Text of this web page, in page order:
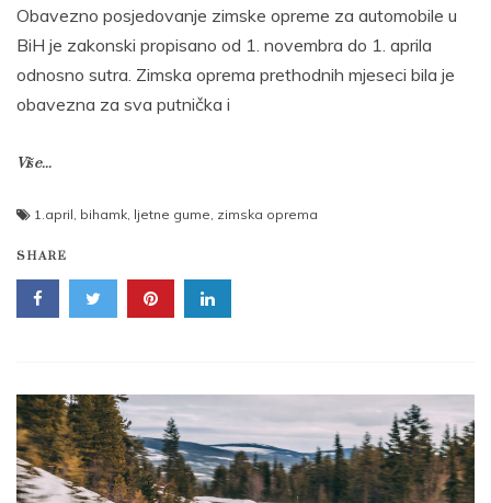
Obavezno posjedovanje zimske opreme za automobile u
BiH je zakonski propisano od 1. novembra do 1. aprila
odnosno sutra. Zimska oprema prethodnih mjeseci bila je
obavezna za sva putnička i
Više...
1.april bihamk ljetne gume zimska oprema
SHARE